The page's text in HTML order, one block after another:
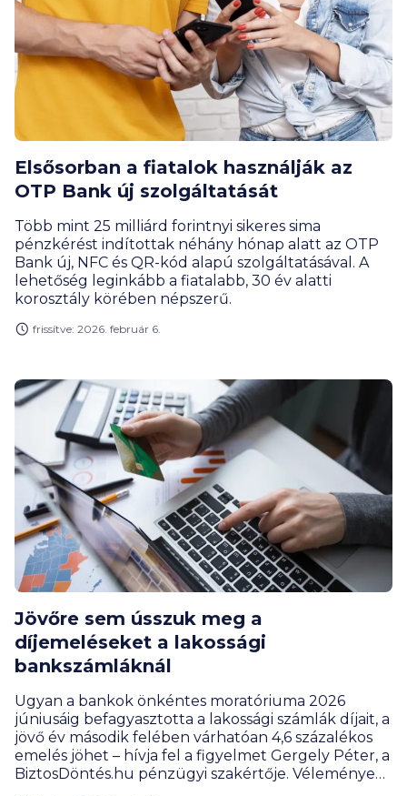
Elsősorban a fiatalok használják az
OTP Bank új szolgáltatását
Több mint 25 milliárd forintnyi sikeres sima
pénzkérést indítottak néhány hónap alatt az OTP
Bank új, NFC és QR-kód alapú szolgáltatásával. A
lehetőség leginkább a fiatalabb, 30 év alatti
korosztály körében népszerű.
frissítve: 2026. február 6.
Jövőre sem ússzuk meg a
díjemeléseket a lakossági
bankszámláknál
Ugyan a bankok önkéntes moratóriuma 2026
júniusáig befagyasztotta a lakossági számlák díjait, a
jövő év második felében várhatóan 4,6 százalékos
emelés jöhet – hívja fel a figyelmet Gergely Péter, a
BiztosDöntés.hu pénzügyi szakértője. Véleménye